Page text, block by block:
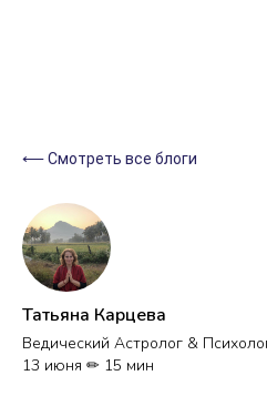
⟵ Смотреть все блоги
Татьяна Карцева
Ведический Астролог &
13 июня ✏ 15 мин